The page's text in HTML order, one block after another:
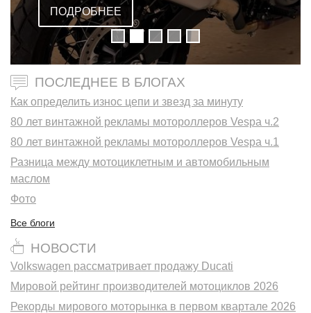
ПОДРОБНЕЕ
ПОСЛЕДНЕЕ В БЛОГАХ
Как определить износ цепи и звезд за минуту
80 лет винтажной рекламы мотороллеров Vespa ч.2
80 лет винтажной рекламы мотороллеров Vespa ч.1
Разница между мотоциклетным и автомобильным
маслом
Фото
Все блоги
НОВОСТИ
Volkswagen рассматривает продажу Ducati
Мировой рейтинг производителей мотоциклов 2026
Рекорды мирового моторынка в первом квартале 2026